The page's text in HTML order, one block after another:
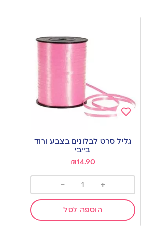
to
גליל סרט לבלונים בצבע ורוד
בייבי
₪14.90
+
-
הוספה לסל